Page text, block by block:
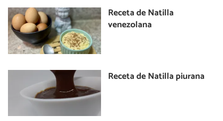
Receta de Natilla
venezolana
Receta de Natilla piurana